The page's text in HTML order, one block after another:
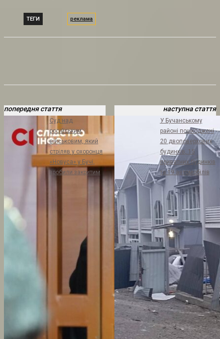
ТЕГИ реклама
попередня стаття
Суд над
російським
військовим, який
стріляв у охоронця
«Новуса» у Бучі,
зробили закритим
наступна стаття
У Бучанському
районі пошкоджені
20 двоповерхових
будинків, 15
приватних будинків
та 19 автомобілів